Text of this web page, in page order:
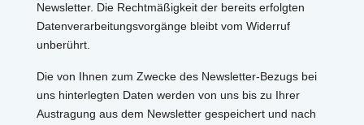
Newsletter. Die Rechtmäßigkeit der bereits erfolgten
Datenverarbeitungsvorgänge bleibt vom Widerruf
unberührt.
Die von Ihnen zum Zwecke des Newsletter-Bezugs bei
uns hinterlegten Daten werden von uns bis zu Ihrer
Austragung aus dem Newsletter gespeichert und nach